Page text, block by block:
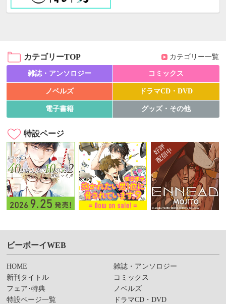
カテゴリーTOP カテゴリー一覧
雑誌・アンソロジー コミックス
ノベルズ ドラマCD・DVD
電子書籍 グッズ・その他
特設ページ
ビーボーイWEB
HOME
新刊タイトル
フェア･特典
特設ページ一覧
雑誌・アンソロジー
コミックス
ノベルズ
ドラマCD・DVD